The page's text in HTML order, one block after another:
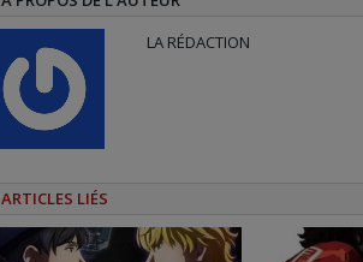
LA RÉDACTION
ARTICLES LIÉS